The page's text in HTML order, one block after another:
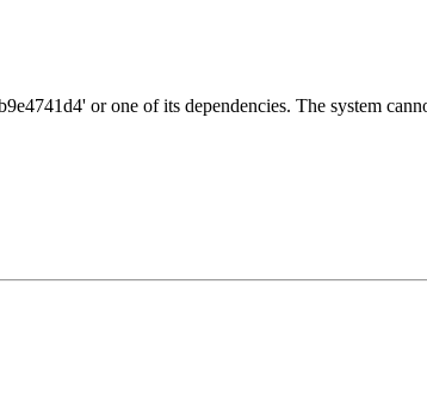
or one of its dependencies. The system